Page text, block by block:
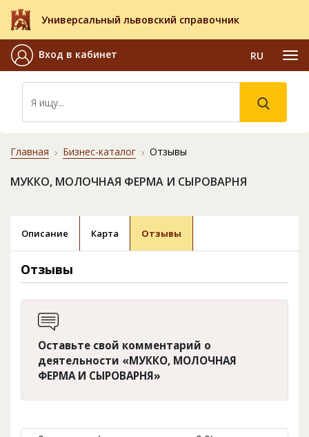
Универсальный львовский справочник
Вход в кабинет RU
Главная Бизнес-каталог Отзывы
МУККО, МОЛОЧНАЯ ФЕРМА И СЫРОВАРНЯ
Описание Карта Отзывы
Отзывы
Оставьте свой комментарий о
деятельности «МУККО, МОЛОЧНАЯ
ФЕРМА И СЫРОВАРНЯ»